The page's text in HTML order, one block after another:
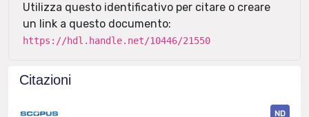
Utilizza questo identificativo per citare o creare
un link a questo documento:
https://hdl.handle.net/10446/21550
Citazioni
ND